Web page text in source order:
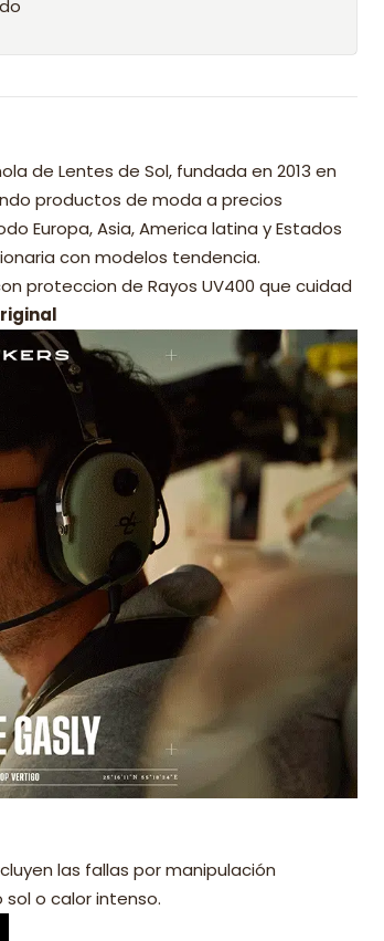
de Lentes de Sol, fundada en 2013 en
productos de moda a precios
Europa, Asia, America latina y Estados
con modelos tendencia.
proteccion de Rayos UV400 que cuidad
las fallas por manipulación
o calor intenso.